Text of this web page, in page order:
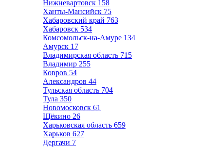
Нижневартовск 158
Ханты-Мансийск 75
Хабаровский край 763
Хабаровск 534
Комсомольск-на-Амуре 134
Амурск 17
Владимирская область 715
Владимир 255
Ковров 54
Александров 44
Тульская область 704
Тула 350
Новомосковск 61
Щёкино 26
Харьковская область 659
Харьков 627
Дергачи 7